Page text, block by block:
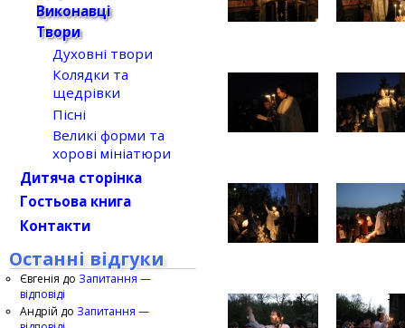
Виконавці
Твори
Духовні твори
Колядки та
щедрівки
Пісні
Великі форми та
хорові мініатюри
Дитяча сторінка
Гостьова книга
Контакти
Останні відгуки
Євгенія до Запитання —
відповіді
Андрій до Запитання —